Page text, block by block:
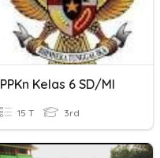
PPKn Kelas 6 SD/MI
15 T 3rd